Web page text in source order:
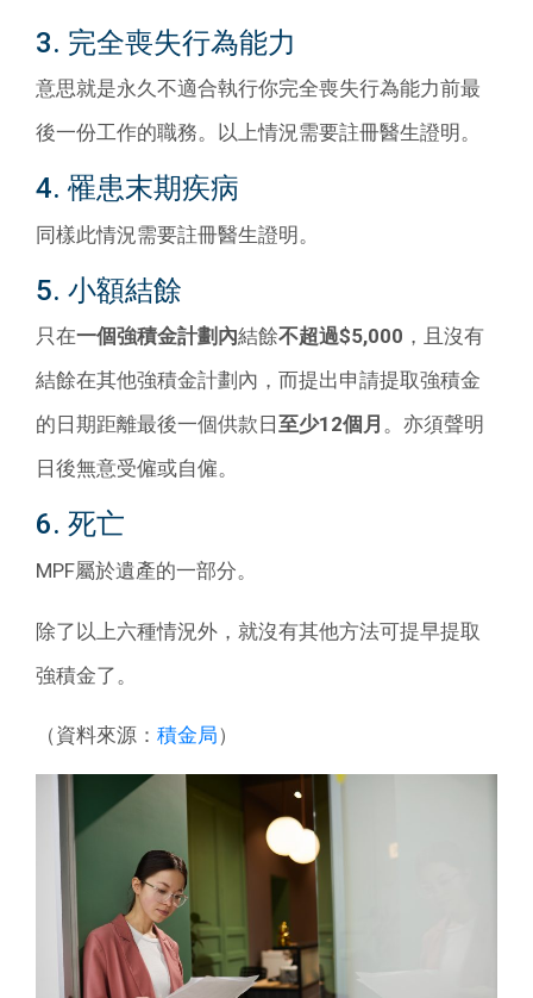
3. 完全喪失行為能力
意思就是永久不適合執行你完全喪失行為能力前最
後一份工作的職務。以上情況需要註冊醫生證明。
4. 罹患末期疾病
同樣此情況需要註冊醫生證明。
5. 小額結餘
只在一個強積金計劃內結餘不超過$5,000 ，且沒有
結餘在其他強積金計劃內，而提出申請提取強積金
的日期距離最後一個供款日 至少12個月 。亦須聲明
日後無意受僱或自僱。
6. 死亡
MPF屬於遺產的一部分。
除了以上六種情況外，就沒有其他方法可提早提取
強積金了。
（資料來源： 積金局）